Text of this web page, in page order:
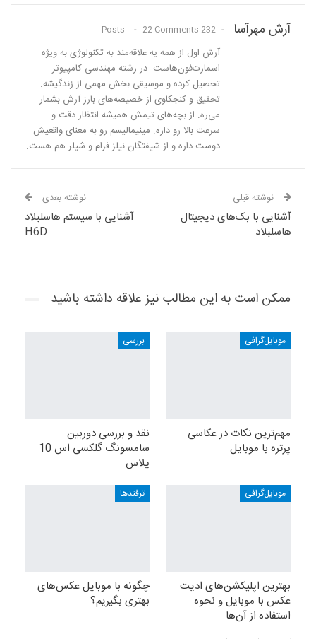
آرش مهرآسا 232 Posts
22 Comments
آرش اول از همه یه علاقه‌مند به تکنولوژی به ویژه
اسمارت‌فون‌هاست. در رشته مهندسی کامپیوتر
تحصیل کرده و موسیقی بخش مهمی از زندگیشه.
تحقیق و کنجکاوی از خصیصه‌های بارز آرش بشمار
می‌ره. از بچه‌های تیمش همیشه انتظار دقت و
سرعت بالا رو داره. مینیمالیسم رو به معنای واقعیش
دوست داره و از شیفتگان نیلز فرام و شیلر هم هست.
نوشته قبلی
آشنایی با بک‌های دیجیتال
هاسلبلاد
نوشته بعدی
آشنایی با سیستم هاسلبلاد
H6D
ممکن است به این مطالب نیز علاقه داشته باشید
موبایل‌گرافی
مهم‌ترین نکات در عکاسی
پرتره با موبایل
بررسی
نقد و بررسی دوربین
سامسونگ گلکسی اس 10
پلاس
موبایل‌گرافی
بهترین اپلیکشن‌های ادیت
عکس با موبایل و نحوه
استفاده از آن‌ها
ترفندها
چگونه با موبایل عکس‌های
بهتری بگیریم؟